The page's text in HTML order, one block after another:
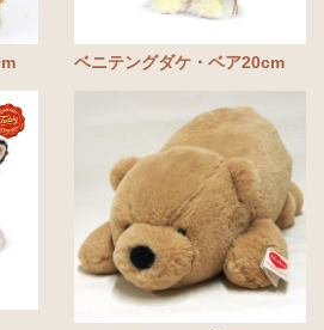
ベニテングダケ・ベア20cm